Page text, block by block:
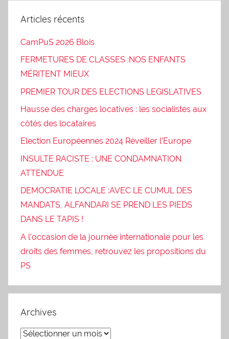
Articles récents
CamPuS 2026 Blois
FERMETURES DE CLASSES :NOS ENFANTS
MÉRITENT MIEUX
PREMIER TOUR DES ELECTIONS LEGISLATIVES
Hausse des charges locatives : les socialistes aux
côtés des locataires
Election Européennes 2024 Réveiller l’Europe
INSULTE RACISTE : UNE CONDAMNATION
ATTENDUE
DEMOCRATIE LOCALE :AVEC LE CUMUL DES
MANDATS, ALFANDARI SE PREND LES PIEDS
DANS LE TAPIS !
A l’occasion de la journée internationale pour les
droits des femmes, retrouvez les propositions du
PS
Archives
Archives